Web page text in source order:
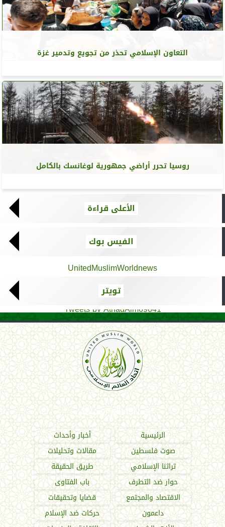
التعاون الإسلامي تحذر من تجويع وتدمير غزة
روسيا تحرر أراضي جمهورية لوغانسك بالكامل
الأعلى قراءة
الفيس بوك
UnitedMuslimWorldnews
تويتر
Tweets by AthadAlm69641
اتحاد العالم الإسلامي
الرئيسية
أخبار وأحداث
صوت فلسطين
مقالات وتحليلات
تراثنا الإسلامي
طريق الحقيقة
حوار ضد التطرف
باب الفتاوى
الاقتصاد والمجتمع
قضايا وتحقيقات
داعمون
حركات ضد الإسلام